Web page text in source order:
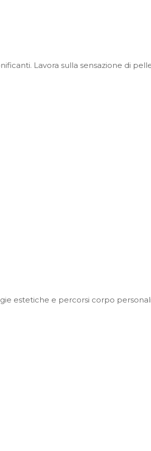
Lavora sulla sensazione di
estetiche e percorsi corpo